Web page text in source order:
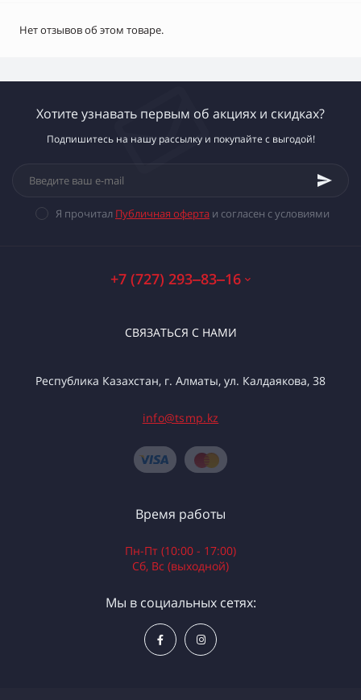
Нет отзывов об этом товаре.
Хотите узнавать первым об акциях и скидках?
Подпишитесь на нашу рассылку и покупайте с выгодой!
Я прочитал Публичная оферта и согласен с условиями
+7 (727) 293‒83‒16
СВЯЗАТЬСЯ С НАМИ
Республика Казахстан, г. Алматы, ул. Калдаякова, 38
info@tsmp.kz
Время работы
Пн-Пт (10:00 - 17:00)
Сб, Вс (выходной)
Мы в социальных сетях: